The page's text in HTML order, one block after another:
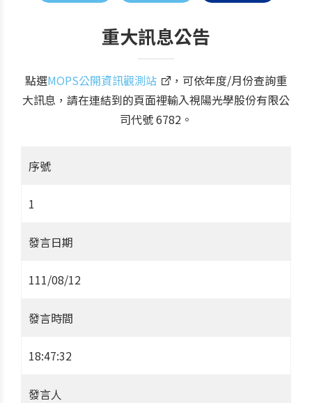
重大訊息公告
點選MOPS公開資訊觀測站
，可依年度/月份查詢重
大訊息，請在連結到的頁面裡輸入視陽光學股份有限公
司代號 6782。
序號
1
發言日期
111/08/12
發言時間
18:47:32
發言人